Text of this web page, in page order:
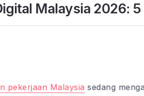
Malaysia 2026:
pekerjaan Malaysia sedang